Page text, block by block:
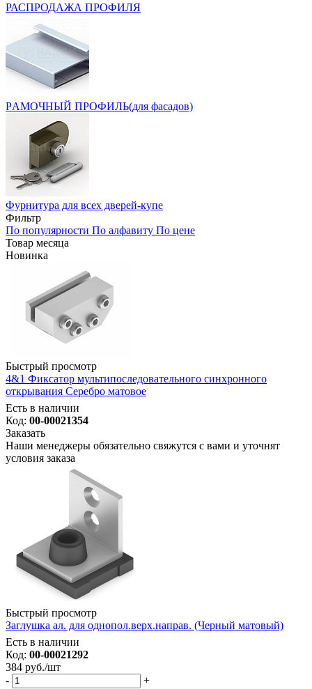
РАСПРОДАЖА ПРОФИЛЯ
PАМОЧНЫЙ ПРОФИЛЬ(для фасадов)
Фурнитура для всех дверей-купе
Фильтр
По популярности По алфавиту По цене
Товар месяца
Новинка
Быстрый просмотр
4&1 Фиксатор мультипоследовательного синхронного
открывания Серебро матовое
Есть в наличии
Код: 00-00021354
Заказать
Наши менеджеры обязательно свяжутся с вами и уточнят
условия заказа
Быстрый просмотр
Заглушка ал. для однопол.верх.направ. (Черный матовый)
Есть в наличии
Код: 00-00021292
384 руб./шт
-
+